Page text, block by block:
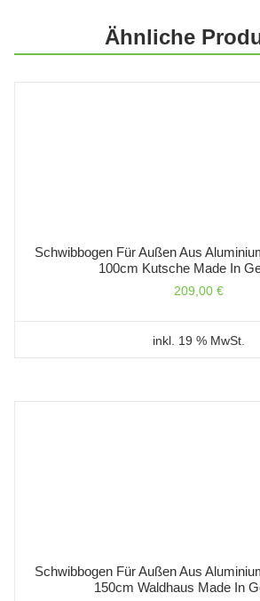
Ähnliche
Schwibbogen Für Außen Aus
100cm Kutsche Made In
209,00 €
inkl. 19 % MwSt.
Schwibbogen Für Außen Aus
150cm Waldhaus Made In